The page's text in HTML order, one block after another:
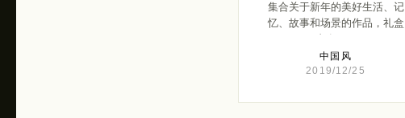
集合关于新年的美好生活、记
忆、故事和场景的作品，礼盒
中国风
2019/12/25